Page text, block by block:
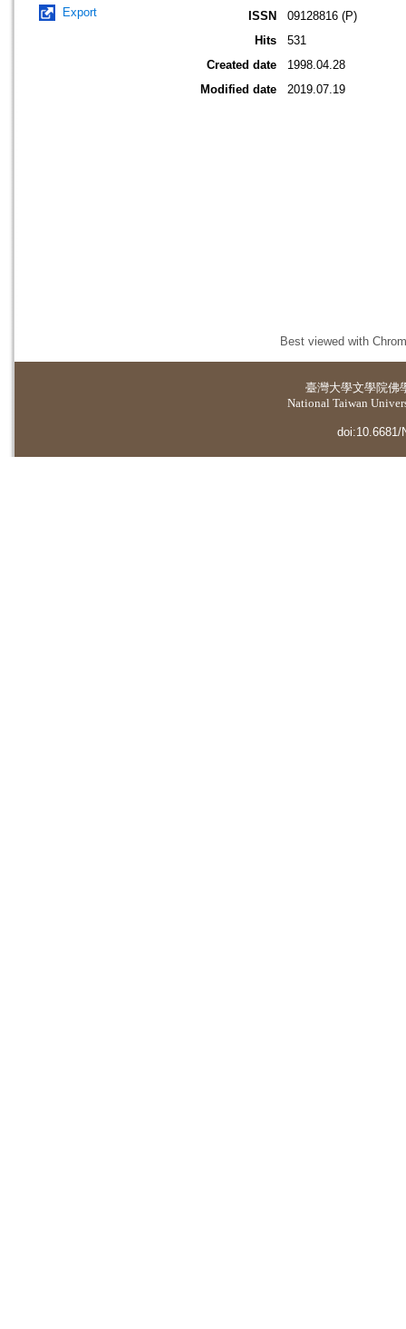
Export
ISSN
09128816 (P)
Hits
531
Created date
1998.04.28
Modified date
2019.07.19
Best viewed with
臺灣大學文學院佛
National Taiwan
doi:10.6681/